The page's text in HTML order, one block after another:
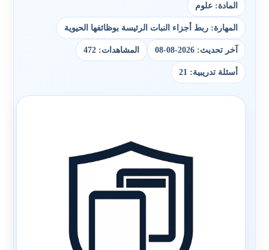
المادة: علوم
المهارة: ربط أجزاء النبات الرئيسة بوظائفها الحيوية
آخر تحديث: 2026-08-08 المشاهدات: 472
أسئلة تدريبية: 21